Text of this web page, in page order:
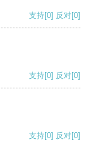
支持[0] 反对[0]
支持[0] 反对[0]
支持[0] 反对[0]